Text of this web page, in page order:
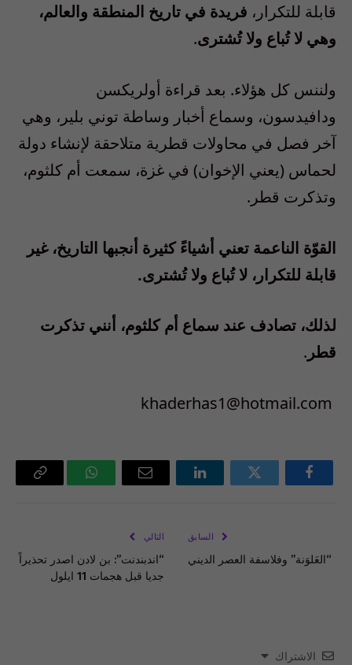
قابلة للتكرار، فريدة في تاريخ المنطقة والعالم،
وهي لا تُباع ولا تُشترى.
ولننس كل هؤلاء. بعد قراءة أولريكسن
ودافيدسون، وسماع أخبار وساطة توني بلير، وهي
آخر فصل في محاولات قطرية متلاحقة لإنشاء دولة
لحماس (يعني الإخوان) في غزة، سمعت أم كلثوم،
وتذكرت قطر.
القوّة الناعمة تعني أشياءً كثيرة أنجبها التاريخ، غير
قابلة للتكرار، لا تُباع ولا تُشترى.
لذلك، تصادف عند سماع أم كلثوم، أنني تذكرت
قطر .
khaderhas1@hotmail.com
فيسبوك تويتر لينكدإن
البريد
واتساب Copy
السابق
“العَلوَنة” وفلاسفة العصر الديني
التالي
“اندبندنت”: بن لادن اصدر تحذيراً
جديا قبل هجمات 11 ايلول
الاشتراك